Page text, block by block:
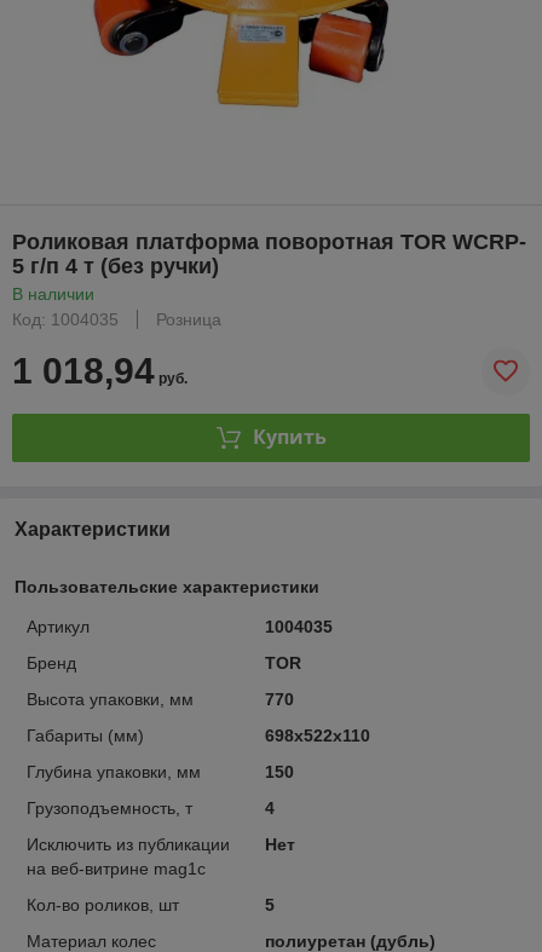
Роликовая платформа поворотная TOR WCRP-
5 г/п 4 т (без ручки)
В наличии
Код: 1004035
Розница
1 018,94 руб.
Купить
Характеристики
Пользовательские характеристики
Артикул
1004035
Бренд
TOR
Высота упаковки, мм
770
Габариты (мм)
698x522x110
Глубина упаковки, мм
150
Грузоподъемность, т
4
Исключить из публикации
на веб-витрине mag1c
Нет
Кол-во роликов, шт
5
Материал колес
полиуретан (дубль)